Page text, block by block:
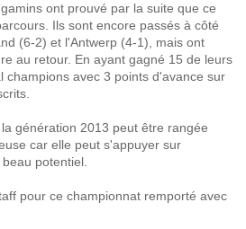
ont prouvé par la suite que ce
Ils sont encore passés à côté
(6-2) et l'Antwerp (4-1), mais ont
au retour. En ayant gagné 15 de leurs
champions avec 3 points d'avance sur
génération 2013 peut être rangée
car elle peut s'appuyer sur
potentiel.
pour ce championnat remporté avec